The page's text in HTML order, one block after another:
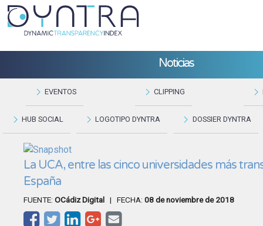
Noticias
EVENTOS CLIPPING
HUB SOCIAL LOGOTIPO DYNTRA DOSSIER DYNTRA
La UCA, entre las cinco universidades más
España
FUENTE: OCádiz Digital | FECHA: 08 de noviembre de 2018